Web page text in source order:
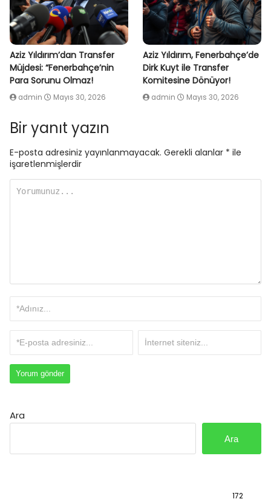
Aziz Yıldırım’dan Transfer
Müjdesi: “Fenerbahçe’nin
Para Sorunu Olmaz!
admin Mayıs 30, 2026
Aziz Yıldırım, Fenerbahçe’de
Dirk Kuyt ile Transfer
Komitesine Dönüyor!
admin Mayıs 30, 2026
Bir yanıt yazın
E-posta adresiniz yayınlanmayacak. Gerekli alanlar * ile
işaretlenmişlerdir
Ara
Ara
172